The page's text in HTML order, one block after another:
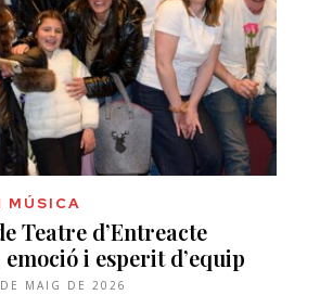
MÚSICA
Teatre d’Entreacte
i esperit d’equip
MAIG DE 2026